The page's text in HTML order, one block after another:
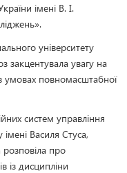
імені В. І.
університету
закцентувала увагу на
умовах повномасштабної
систем управління
Василя Стуса,
про
із дисципліни